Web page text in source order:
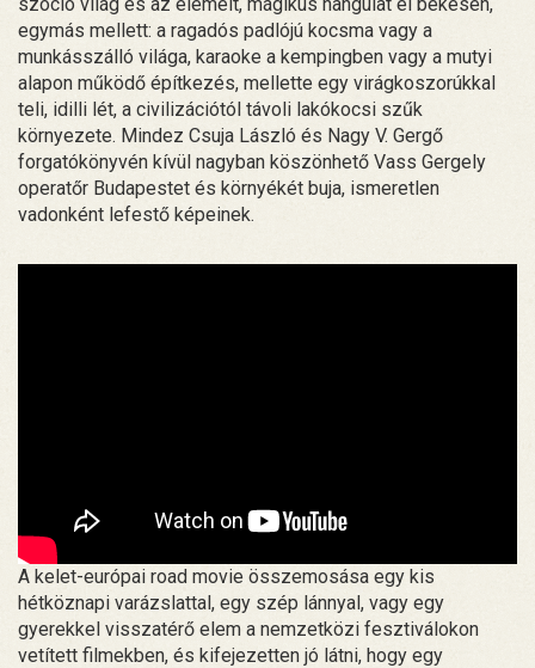
egymás mellett: a ragadós padlójú kocsma vagy a
munkásszálló világa, karaoke a kempingben vagy a mutyi
alapon működő építkezés, mellette egy virágkoszorúkkal
teli, idilli lét, a civilizációtól távoli lakókocsi szűk
környezete. Mindez Csuja László és Nagy V. Gergő
forgatókönyvén kívül nagyban köszönhető Vass Gergely
operatőr Budapestet és környékét buja, ismeretlen
vadonként lefestő képeinek.
A kelet-európai road movie összemosása egy kis
hétköznapi varázslattal, egy szép lánnyal, vagy egy
gyerekkel visszatérő elem a nemzetközi fesztiválokon
vetített filmekben, és kifejezetten jó látni, hogy egy